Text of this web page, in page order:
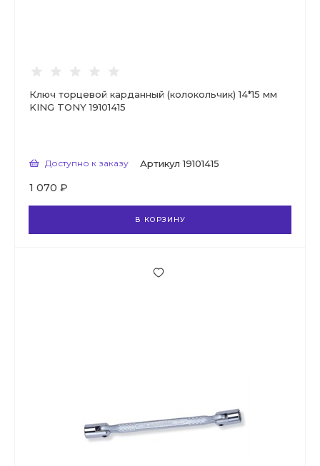
Ключ торцевой карданный (колокольчик) 14*15 мм
KING TONY 19101415
Доступно к заказу Артикул 19101415
1 070 ₽
В КОРЗИНУ